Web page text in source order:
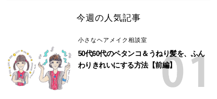
今週の人気記事
小さなヘアメイク相談室
50代60代のペタンコ＆うねり髪を、ふん
わりきれいにする方法【前編】